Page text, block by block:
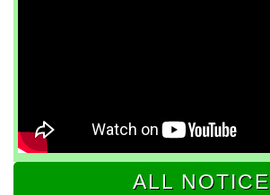
ALL NOTICE